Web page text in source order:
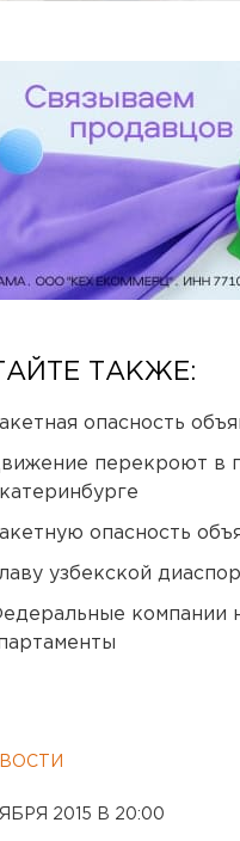
ТАКЖЕ:
опасность
перекроют в
опасность
узбекской
компании
2015 В 20:00